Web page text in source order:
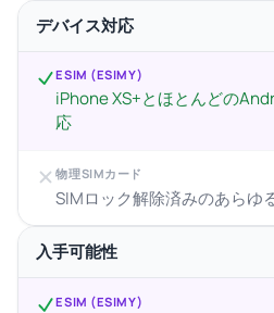
デバイス対応
ESIM (ESIMY)
iPhone XS+とほとんどの
応
物理SIMカード
SIMロック解除済みのあらゆ
入手可能性
ESIM (ESIMY)